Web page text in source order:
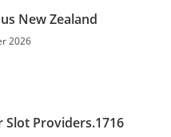
New Zealand
2026
Slot Providers.1716